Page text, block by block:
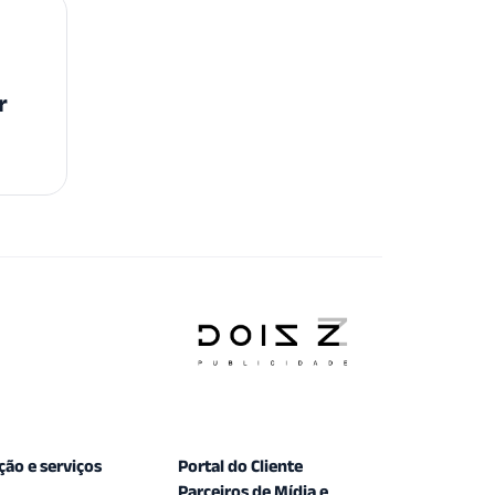
e serviços
Portal do Cliente